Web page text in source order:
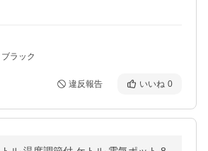
ラック
違反報告 いいね 0